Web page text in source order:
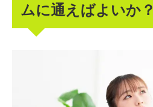
ムに通えばよいか？